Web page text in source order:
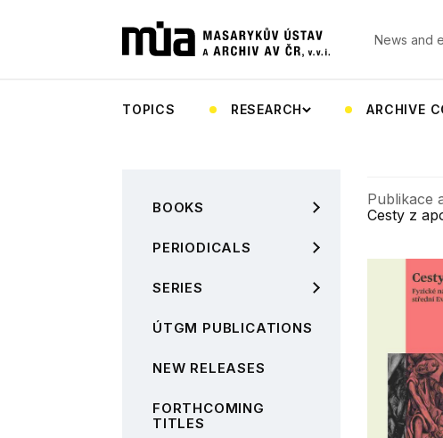
News and
TOPICS RESEARCH ARCHIVE
BOOKS
PERIODICALS
SERIES
ÚTGM PUBLICATIONS
NEW RELEASES
FORTHCOMING
TITLES
Publikace
Cesty z